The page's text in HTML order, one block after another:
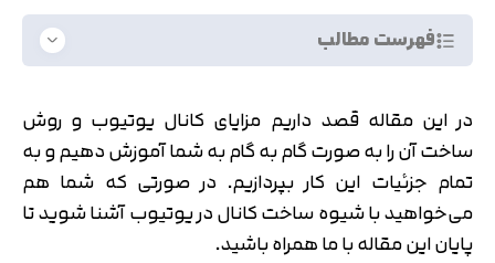
فهرست مطالب
در این مقاله قصد داریم مزایای کانال یوتیوب و روش
ساخت آن را به صورت گام به گام به شما آموزش دهیم و به
تمام جزئیات این کار بپردازیم. در صورتی که شما هم
می‌خواهید با شیوه ساخت کانال در یوتیوب آشنا شوید تا
پایان این مقاله با ما همراه باشید.